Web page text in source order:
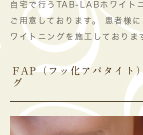
自宅で行うTAB-LABホワイト
ご用意しております。 患者様
ワイトニングを施工しておりま
FAP（フッ化アパタイト
グ